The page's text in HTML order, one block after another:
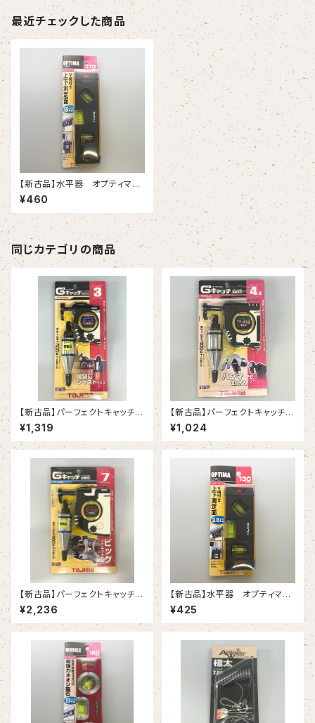
最近チェックした商品
【新古品】水平器 オプティマレ
ベル 170㎜ゴールド（タジマ）
¥460
同じカテゴリの商品
【新古品】パーフェクトキャッチ3
G-300 3.0m（タジマ）
¥1,319
【新古品】パーフェクトキャッチ3
G-450 4.5m（タジマ）
¥1,024
【新古品】パーフェクトキャッチ3
G-700 7.0m（タジマ）
¥2,236
【新古品】水平器 オプティマレ
ベル 130㎜ゴールド（タジマ）
¥425